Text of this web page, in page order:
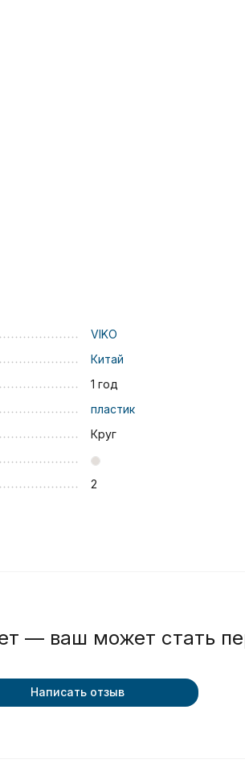
VIKO
Китай
1 год
пластик
Круг
2
— ваш может стать
Написать отзыв